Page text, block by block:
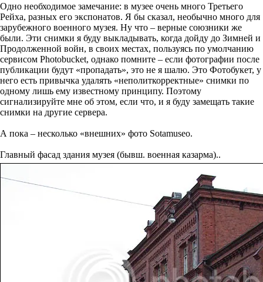
Одно необходимое замечание: в музее очень много Третьего
Рейха, разных его экспонатов. Я бы сказал, необычно много для
зарубежного военного музея. Ну что – верные союзники же
были. Эти снимки я буду выкладывать, когда дойду до Зимней и
Продолженной войн, в своих местах, пользуясь по умолчанию
сервисом Photobucket, однако помните – если фотографии после
публикации будут «пропадать», это не я шалю. Это Фотобукет, у
него есть привычка удалять «неполиткорректные» снимки по
одному лишь ему известному принципу. Поэтому
сигнализируйте мне об этом, если что, и я буду замещать такие
снимки на другие сервера.
А пока – несколько «внешних» фото Sotamuseo.
Главный фасад здания музея (бывш. военная казарма)..